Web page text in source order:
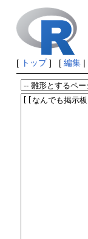
[ トップ] [ 編集|